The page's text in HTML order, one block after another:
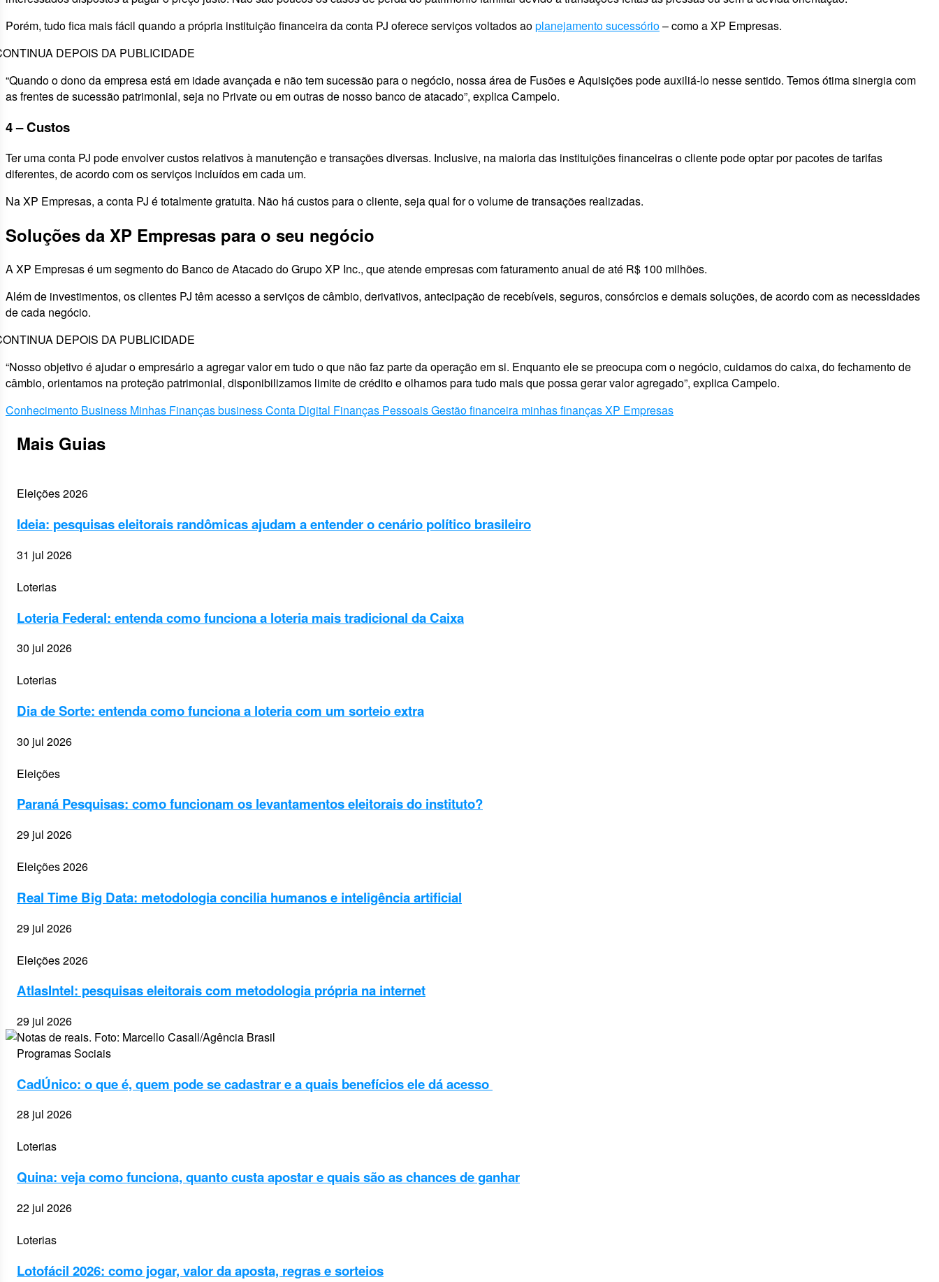
Porém, tudo fica mais fácil quando a própria instituição financeira da conta PJ oferece serviços voltados aoplanejamento sucessório– como a XP Empresas.
DEPOIS DA PUBLICIDADE
“Quando o dono da empresa está em idade avançada e não tem sucessão para o negócio, nossa área de Fusões e Aquisições pode auxiliá-lo nesse sentido. Temos ótima sinergia com
as frentes de sucessão patrimonial, seja no Private ou em outras de nosso banco de atacado”, explica Campelo.
4 – Custos
Ter uma conta PJ pode envolver custos relativos à manutenção e transações diversas. Inclusive, na maioria das instituições financeiras o cliente pode optar por pacotes de tarifas
diferentes, de acordo com os serviços incluídos em cada um.
Na XP Empresas, a conta PJ é totalmente gratuita. Não há custos para o cliente, seja qual for o volume de transações realizadas.
Soluções da XP Empresas para o seu negócio
A XP Empresas é um segmento do Banco de Atacado do Grupo XP Inc., que atende empresas com faturamento anual de até R$ 100 milhões.
Além de investimentos, os clientes PJ têm acesso a serviços de câmbio, derivativos, antecipação de recebíveis, seguros, consórcios e demais soluções, de acordo com as necessidades
de cada negócio.
DEPOIS DA PUBLICIDADE
“Nosso objetivo é ajudar o empresário a agregar valor em tudo o que não faz parte da operação em si. Enquanto ele se preocupa com o negócio, cuidamos do caixa, do fechamento de
câmbio, orientamos na proteção patrimonial, disponibilizamos limite de crédito e olhamos para tudo mais que possa gerar valor agregado”, explica Campelo.
Conhecimento Business Minhas FinançasbusinessConta Digital Finanças PessoaisGestão financeira minhas finançasXP Empresas
Mais Guias
Eleições 2026
Ideia: pesquisas eleitorais randômicas ajudam a entender o cenário político brasileiro
31 jul 2026
Loterias
Loteria Federal: entenda como funciona a loteria mais tradicional da Caixa
30 jul 2026
Loterias
Dia de Sorte: entenda como funciona a loteria com um sorteio extra
30 jul 2026
Eleições
Paraná Pesquisas: como funcionam os levantamentos eleitorais do instituto?
29 jul 2026
Eleições 2026
Real Time Big Data: metodologia concilia humanos e inteligência artificial
29 jul 2026
Eleições 2026
AtlasIntel: pesquisas eleitorais com metodologia própria na internet
29 jul 2026
Programas Sociais
CadÚnico: o que é, quem pode se cadastrar e a quais benefícios ele dá acesso
28 jul 2026
Loterias
Quina: veja como funciona, quanto custa apostar e quais são as chances de ganhar
22 jul 2026
Loterias
Lotofácil 2026: como jogar, valor da aposta, regras e sorteios